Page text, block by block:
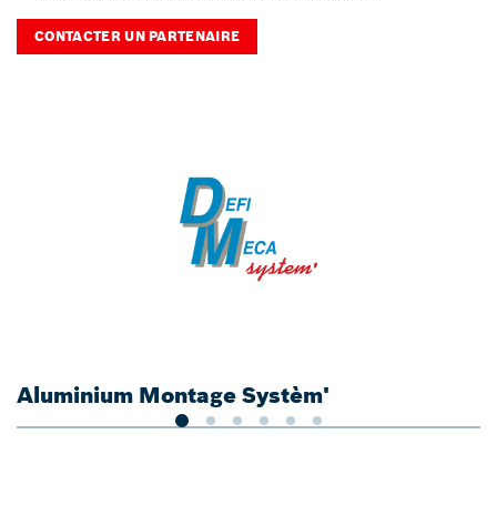
CONTACTER UN PARTENAIRE
Aluminium Montage Systèm'